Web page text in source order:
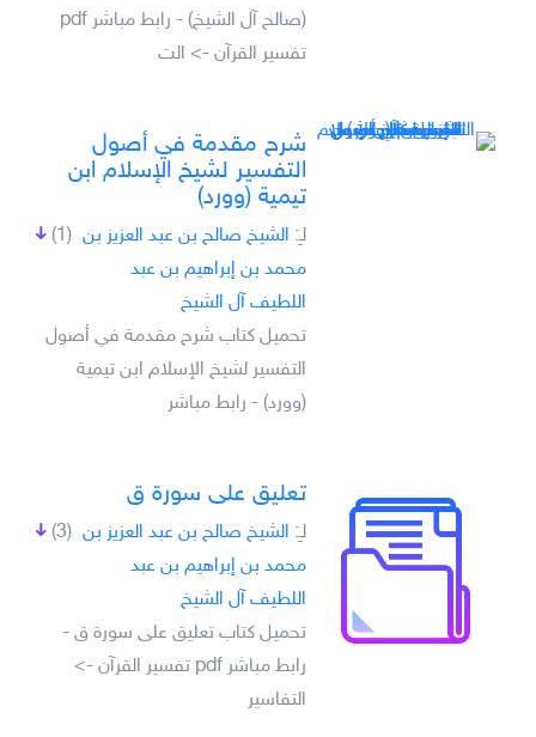
(صالح آل الشيخ) - رابط مباشر pdf
تفسير القرآن -> الت
شرح مقدمة في أصول
التفسير لشيخ الإسلام ابن
تيمية (وورد)
(1) لـِ: الشيخ صالح بن عبد العزيز بن
محمد بن إبراهيم بن عبد
اللطيف آل الشيخ
تحميل كتاب شرح مقدمة في أصول
التفسير لشيخ الإسلام ابن تيمية
(وورد) - رابط مباشر
تعليق على سورة ق
(3) لـِ: الشيخ صالح بن عبد العزيز بن
محمد بن إبراهيم بن عبد
اللطيف آل الشيخ
تحميل كتاب تعليق على سورة ق -
رابط مباشر pdf تفسير القرآن ->
التفاسير